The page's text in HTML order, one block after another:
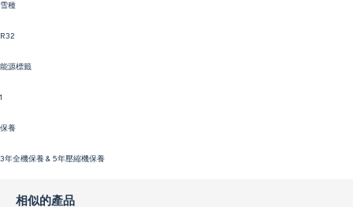
雪種
R32
能源標籤
1
保養
3年全機保養 & 5年壓縮機保養
相似的產品